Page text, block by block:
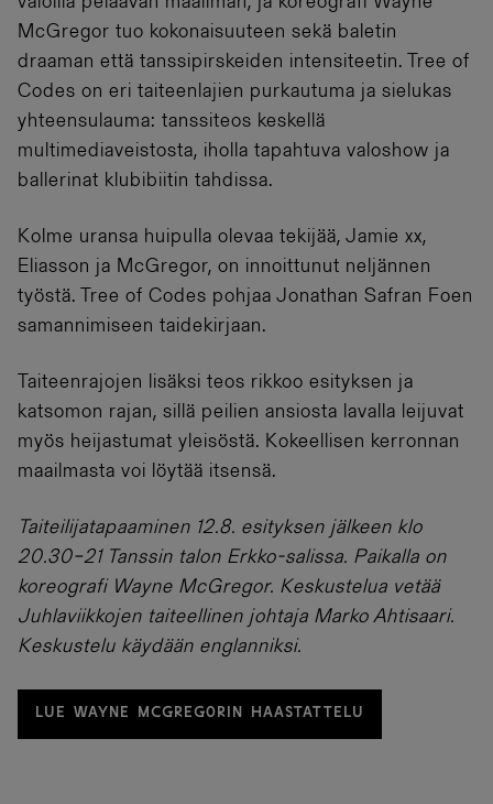
McGregor tuo kokonaisuuteen sekä baletin
draaman että tanssipirskeiden intensiteetin. Tree of
Codes on eri taiteenlajien purkautuma ja sielukas
yhteensulauma: tanssiteos keskellä
multimediaveistosta, iholla tapahtuva valoshow ja
ballerinat klubibiitin tahdissa.
Kolme uransa huipulla olevaa tekijää, Jamie xx,
Eliasson ja McGregor, on innoittunut neljännen
työstä. Tree of Codes pohjaa Jonathan Safran Foen
samannimiseen taidekirjaan.
Taiteenrajojen lisäksi teos rikkoo esityksen ja
katsomon rajan, sillä peilien ansiosta lavalla leijuvat
myös heijastumat yleisöstä. Kokeellisen kerronnan
maailmasta voi löytää itsensä.
Taiteilijatapaaminen 12.8. esityksen jälkeen klo
20.30–21 Tanssin talon Erkko-salissa. Paikalla on
koreografi Wayne McGregor. Keskustelua vetää
Juhlaviikkojen taiteellinen johtaja Marko Ahtisaari.
Keskustelu käydään englanniksi.
LUE WAYNE MCGREGORIN HAASTATTELU